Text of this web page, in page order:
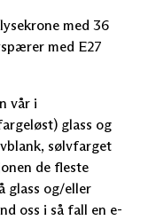
med 36
med E27
vår i
glass og
sølvfarget
de fleste
glass og/eller
oss i så fall en e-